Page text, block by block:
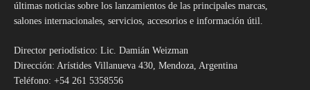
últimas noticias sobre los lanzamientos de las principales marcas,
salones internacionales, servicios, accesorios e información útil.
Director periodístico: Lic. Damián Weizman
Dirección: Arístides Villanueva 430, Mendoza, Argentina
Teléfono: +54 261 5358556